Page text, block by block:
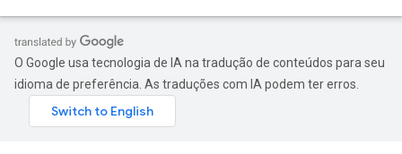
O Google usa tecnologia de IA na tradução de conteúdos para seu
idioma de preferência. As traduções com IA podem ter erros.